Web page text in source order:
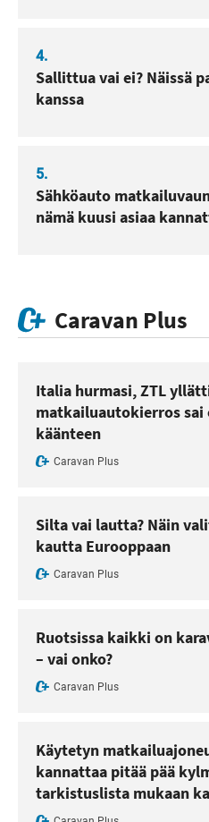
4.
Sallittua vai ei? Näissä
kanssa
5.
Sähköauto
nämä kuusi asiaa
Caravan Plus
Italia hurmasi, ZTL
matkailuautokierros
käänteen
Caravan Plus
Silta vai lautta? Näin
kautta Eurooppaan
Caravan Plus
Ruotsissa kaikki on
– vai onko?
Caravan Plus
Käytetyn
kannattaa pitää pää
tarkistuslista mukaan